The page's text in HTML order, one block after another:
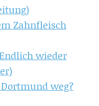
Zahnfleisch
wieder
weg?